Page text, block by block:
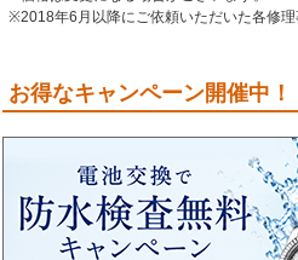
※2018年6月以降にご依頼いただいた各修理
お得なキャンペーン開催中！